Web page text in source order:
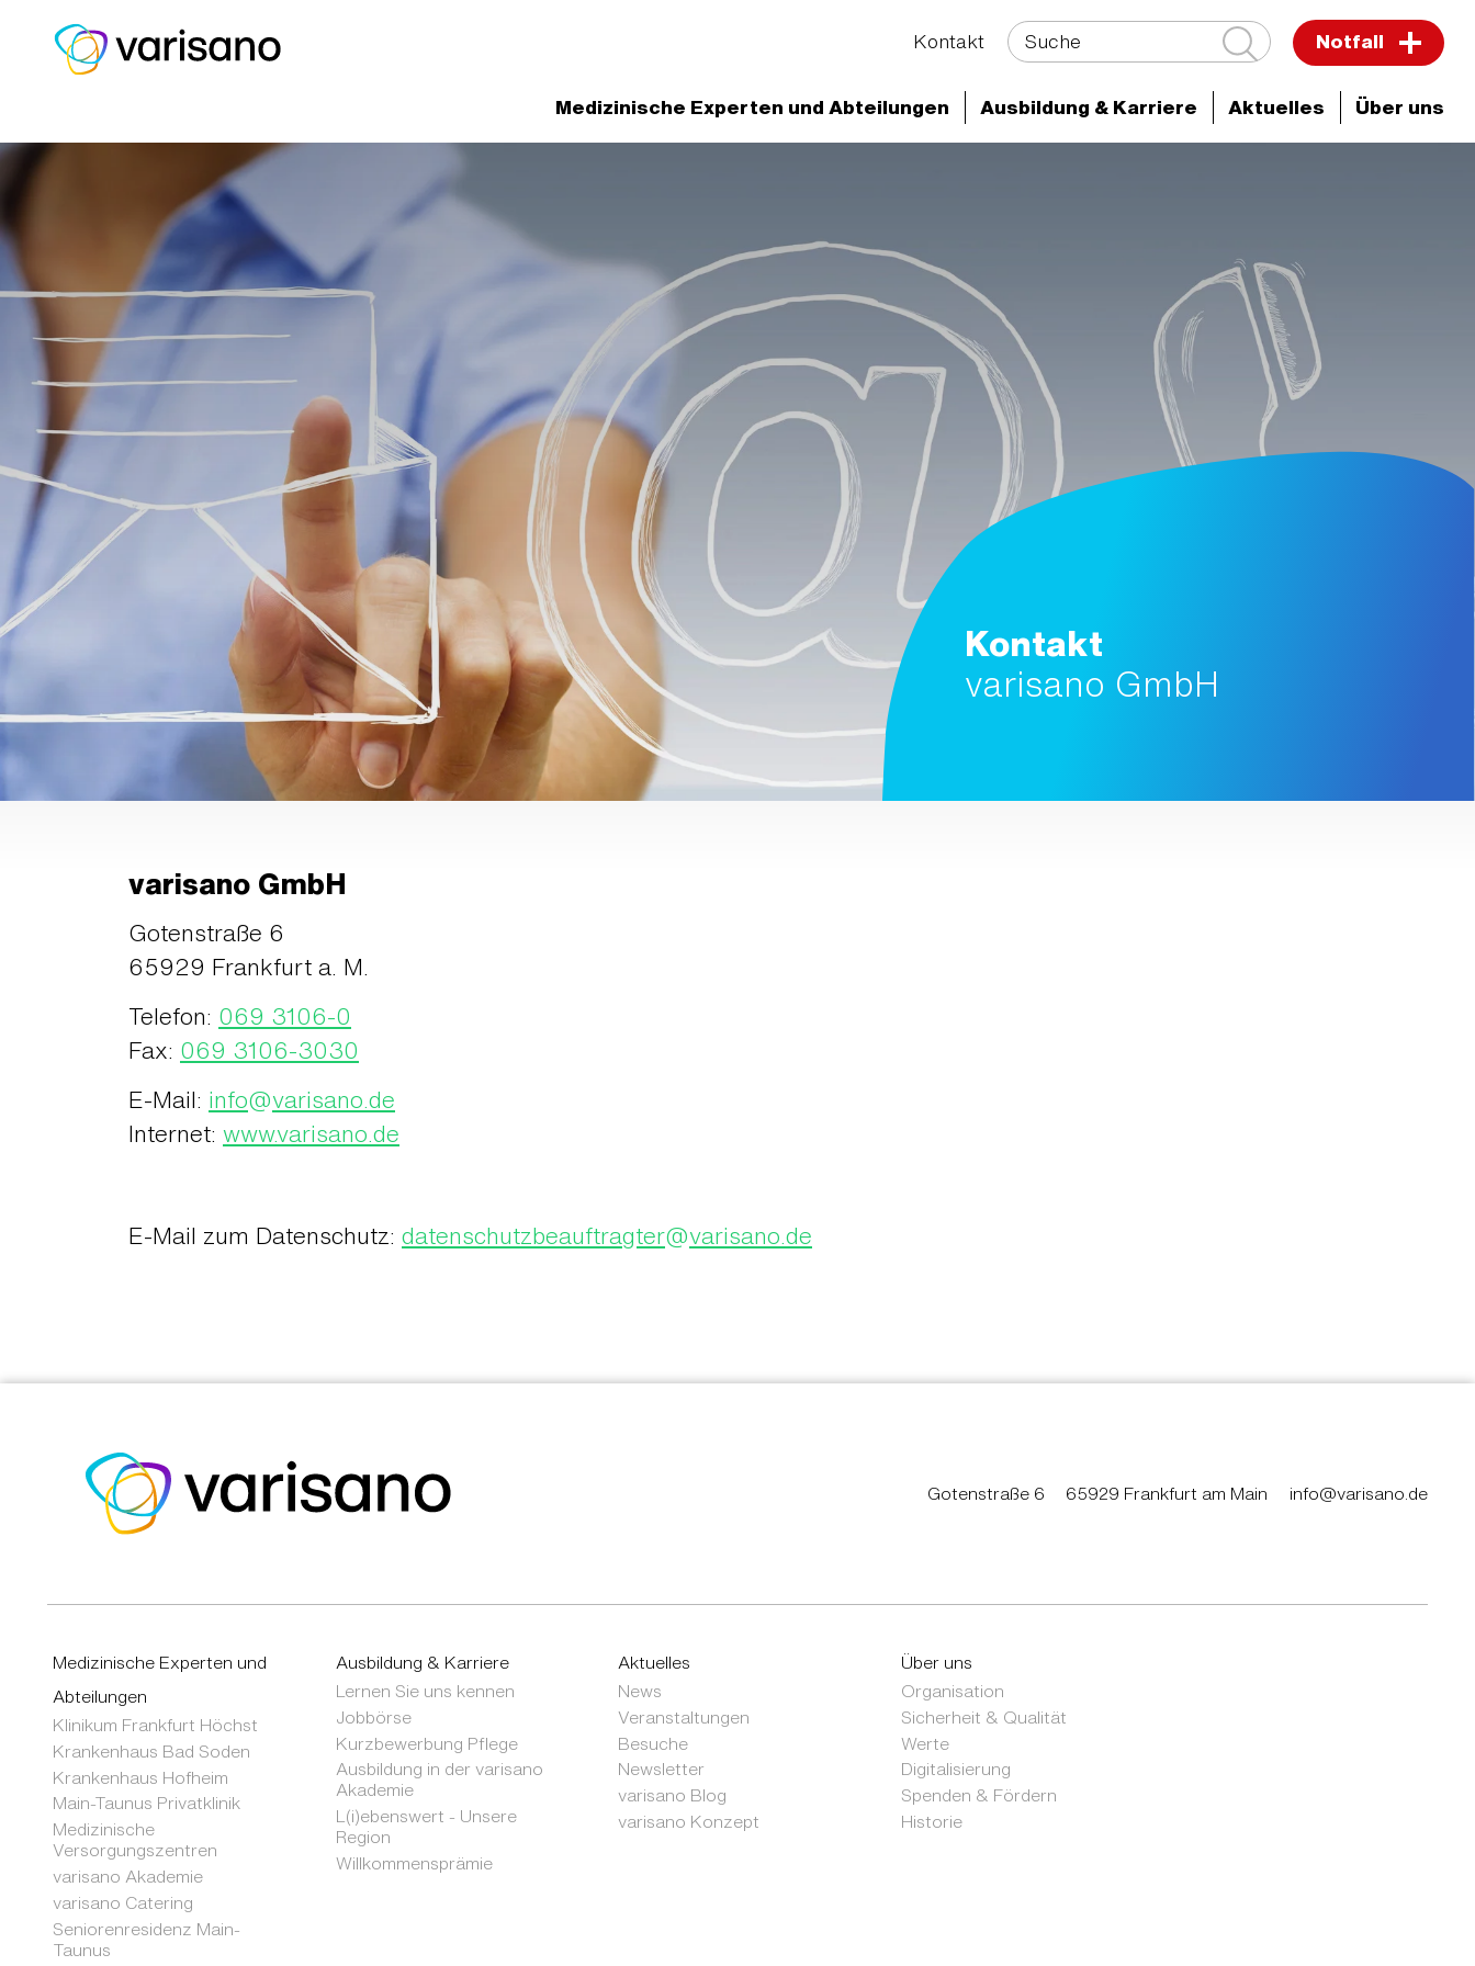
Kontakt Suche Notfall
Medizinische Experten und Abteilungen Ausbildung & Karriere Aktuelles Über uns
Home
Kontakt
varisano GmbH
varisano GmbH
Gotenstraße 6
65929 Frankfurt a. M.
Telefon: 069 3106-0
Fax: 069 3106-3030
E-Mail: info@varisano.de
Internet: www.varisano.de
E-Mail zum Datenschutz: datenschutzbeauftragter@varisano.de
Gotenstraße 6 65929 Frankfurt am Main info@varisano.de
Medizinische Experten und
Abteilungen
Klinikum Frankfurt Höchst
Krankenhaus Bad Soden
Krankenhaus Hofheim
Main-Taunus Privatklinik
Medizinische
Versorgungszentren
varisano Akademie
varisano Catering
Seniorenresidenz Main-
Taunus
Ausbildung & Karriere
Lernen Sie uns kennen
Jobbörse
Kurzbewerbung Pflege
Ausbildung in der varisano
Akademie
L(i)ebenswert - Unsere
Region
Willkommensprämie
Aktuelles
News
Veranstaltungen
Besuche
Newsletter
varisano Blog
varisano Konzept
Über uns
Organisation
Sicherheit & Qualität
Werte
Digitalisierung
Spenden & Fördern
Historie